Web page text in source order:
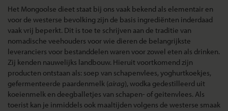
Het Mongoolse dieet staat bij ons vaak bekend als elementair en
voor de westerse bevolking zijn de basis ingrediënten inderdaad
vaak vrij beperkt. Dit is toe te schrijven aan de traditie van
nomadische veehouders voor wie dieren de belangrijkste
leveranciers voor bestanddelen waren voor zowel eten als drinken.
Zij kenden nauwelijks landbouw. Hieruit voortkomend zijn
producten ontstaan als: soep van schapenvlees, yoghurtkoekjes,
gefermenteerde paardenmelk (airag), wodka gedestilleerd uit
koeienmelk en deegballetjes van schapen- of geitenvlees. Als
toerist kan je inmiddels ook maaltijden volgens de westerse smaak